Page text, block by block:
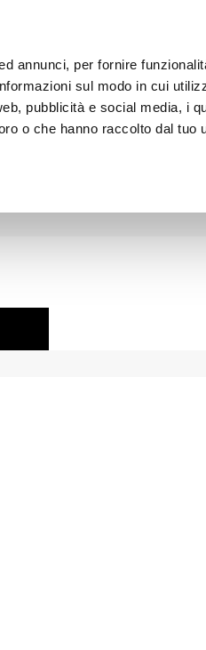
annunci, per fornire
sul modo in cui
pubblicità e social media, i
o che hanno raccolto dal tuo
TECNOLOGIA E AMBIENTE